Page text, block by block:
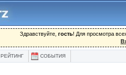
Здравствуйте, гость! Для просмотра
РЕЙТИНГ СОБЫТИЯ